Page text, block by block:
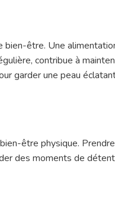
être. Une
contribue à
garder une peau
être physique.
des moments de